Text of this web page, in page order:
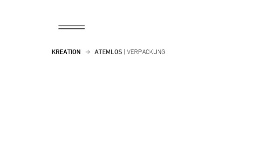
KREATION ATEMLOS | VERPACKUNG